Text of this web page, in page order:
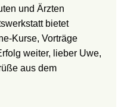
und Ärzten
bietet
Kurse, Vorträge
weiter, lieber Uwe,
aus dem